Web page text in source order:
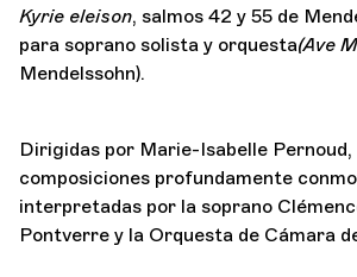
Kyrie eleison, salmos 42 y 55 de
para soprano solista y orquesta(Ave
Mendelssohn).
Dirigidas por Marie-Isabelle Pernoud,
composiciones profundamente
interpretadas por la soprano
Pontverre y la Orquesta de Cámara